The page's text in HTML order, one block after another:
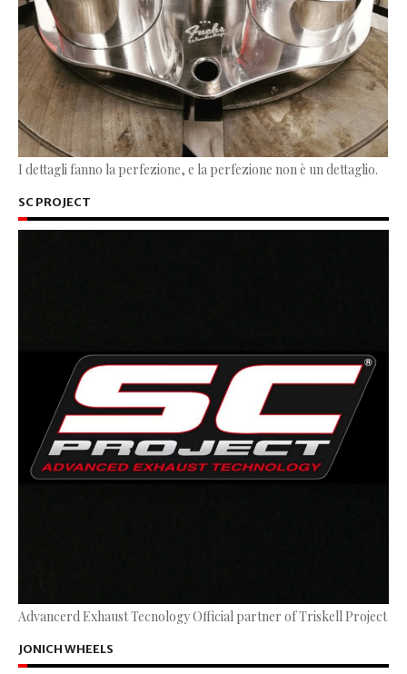
I dettagli fanno la perfezione, e la perfezione non è un dettaglio.
SC PROJECT
Advancerd Exhaust Tecnology Official partner of Triskell Project
JONICH WHEELS